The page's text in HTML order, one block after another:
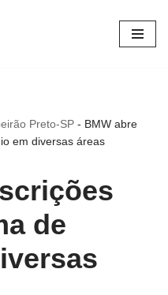
Preto-SP - BMW abre
em diversas áreas
de